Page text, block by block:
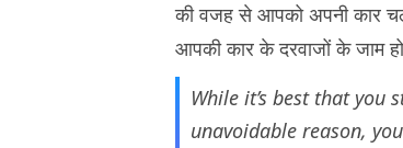
की वजह से आपको अपनी कार
आपकी कार के दरवाजों के जाम
While it’s best that
unavoidable reason,